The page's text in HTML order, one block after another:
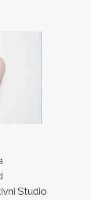
Studio